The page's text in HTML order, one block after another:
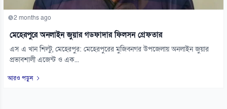
2 months ago
মেহেরপুরে অনলাইন জুয়ার গডফাদার ফিলসন গ্রেফতার
এস এ খান শিল্টু, মেহেরপুর: মেহেরপুরের মুজিবনগর উপজেলায় অনলাইন জুয়ার
প্রভাবশালী এজেন্ট ও এক...
আরও পড়ুন